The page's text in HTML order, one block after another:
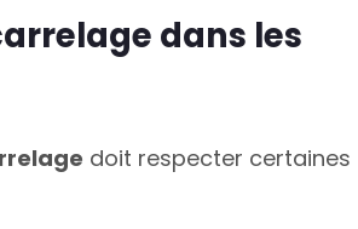
dans les
doit respecter certaines